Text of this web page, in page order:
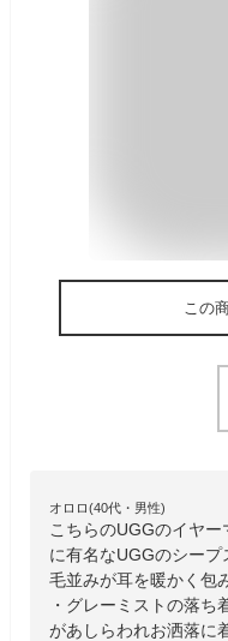
この
オロロ(40代・男性)
こちらのUGGのイヤ
に有名なUGGのシー
毛並みが耳を暖かく包
・グレーミストの落
があしらわれお洒落に